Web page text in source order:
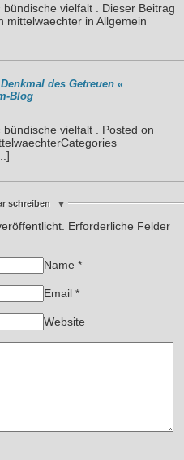
vielfalt . Dieser Beitrag
mittelwaechter in Allgemein
des Getreuen «
Blog
vielfalt . Posted on
schreiben
Erforderliche Felder
Name *
Email *
Website